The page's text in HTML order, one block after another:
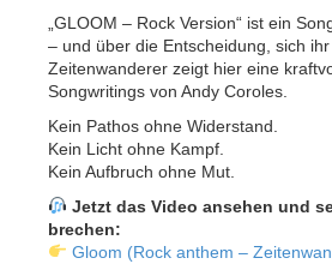
„GLOOM – Rock Version“ ist ein
– und über die Entscheidung, sich
Zeitenwanderer zeigt hier eine
Songwritings von Andy Coroles.
Kein Pathos ohne Widerstand.
Kein Licht ohne Kampf.
Kein Aufbruch ohne Mut.
Jetzt das Video ansehen und
brechen:
Gloom (Rock anthem –